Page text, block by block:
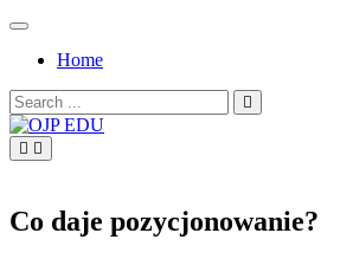
Skip
contentHome
Search
for:
Co daje pozycjonowanie?